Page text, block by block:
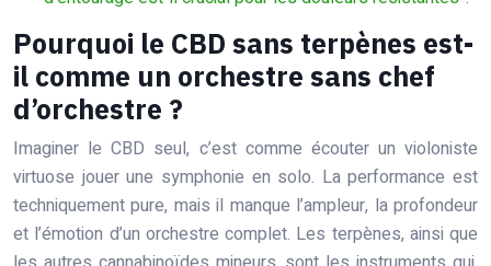
Pourquoi le CBD sans terpènes est-
il comme un orchestre sans chef
d’orchestre ?
Imaginer le CBD seul, c’est comme écouter un violoniste
virtuose jouer une symphonie en solo. La performance est
techniquement pure, mais il manque l’ampleur, la profondeur
et l’émotion d’un orchestre complet. Les terpènes, ainsi que